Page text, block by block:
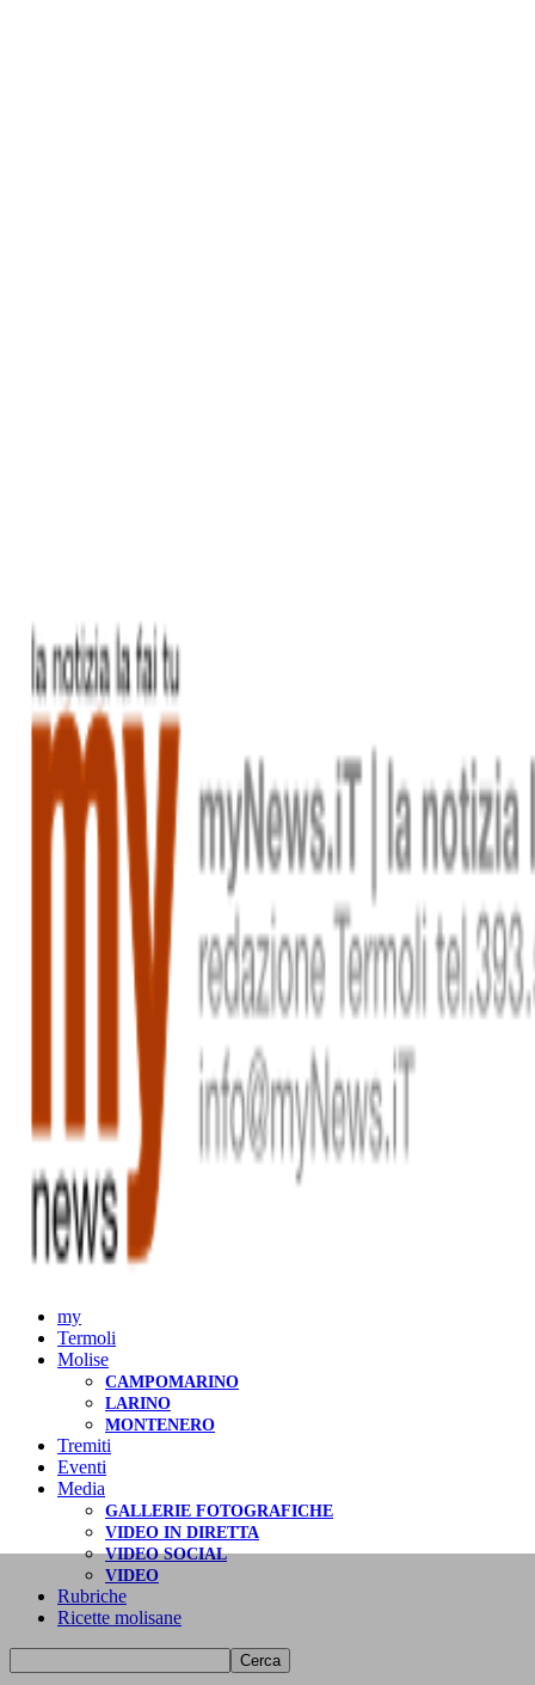
my
Termoli
Molise
CAMPOMARINO
LARINO
MONTENERO
Tremiti
Eventi
Media
GALLERIE FOTOGRAFICHE
VIDEO IN DIRETTA
VIDEO SOCIAL
VIDEO
Rubriche
Ricette molisane